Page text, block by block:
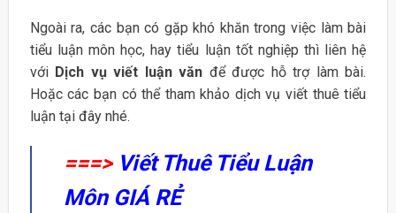
Ngoài ra, các bạn có gặp khó khăn trong việc làm bài
tiểu luận môn học, hay tiểu luận tốt nghiệp thì liên hệ
vớiDịch vụ viết luận văn để được hỗ trợ làm bài.
Hoặc các bạn có thể tham khảo dịch vụ viết thuê tiểu
luận tại đây nhé.
===> Viết Thuê Tiểu Luận
Môn GIÁ RẺ